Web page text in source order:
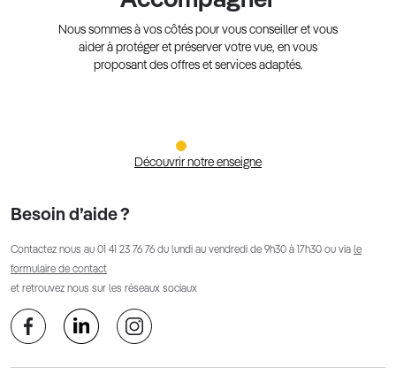
Nous sommes à vos côtés pour vous conseiller et vous
aider à protéger et préserver votre vue, en vous
proposant des offres et services adaptés.
Découvrir notre enseigne
Besoin d’aide ?
Contactez nous au 01 41 23 76 76 du lundi au vendredi de 9h30 à 17h30 ou via le
formulaire de contact
et retrouvez nous sur les réseaux sociaux